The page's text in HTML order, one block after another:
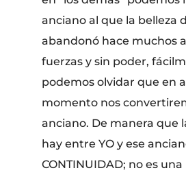
anciano al que la belleza
abandonó hace muchos
fuerzas y sin poder,
podemos olvidar que en
momento nos
anciano. De manera que
hay entre YO y ese
CONTINUIDAD; no es